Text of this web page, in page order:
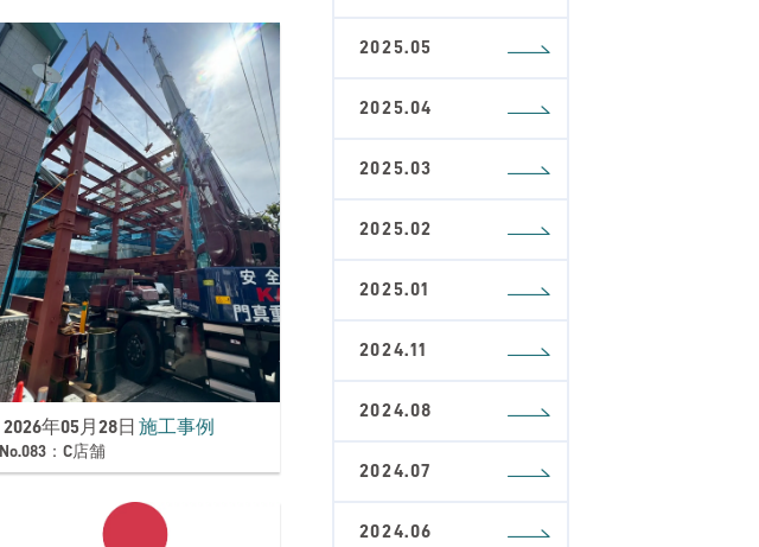
2026年05月28日 施工事例
No.083：C店舗
2025.05
2025.04
2025.03
2025.02
2025.01
2024.11
2024.08
2024.07
2024.06